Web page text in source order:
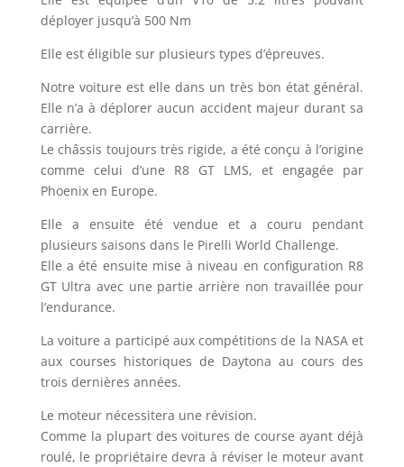
déployer jusqu’à 500 Nm
Elle est éligible sur plusieurs types d’épreuves.
Notre voiture est elle dans un très bon état général.
Elle n’a à déplorer aucun accident majeur durant sa
carrière.
Le châssis toujours très rigide, a été conçu à l’origine
comme celui d’une R8 GT LMS, et engagée par
Phoenix en Europe.
Elle a ensuite été vendue et a couru pendant
plusieurs saisons dans le Pirelli World Challenge.
Elle a été ensuite mise à niveau en configuration R8
GT Ultra avec une partie arrière non travaillée pour
l’endurance.
La voiture a participé aux compétitions de la NASA et
aux courses historiques de Daytona au cours des
trois dernières années.
Le moteur nécessitera une révision.
Comme la plupart des voitures de course ayant déjà
roulé, le propriétaire devra à réviser le moteur avant